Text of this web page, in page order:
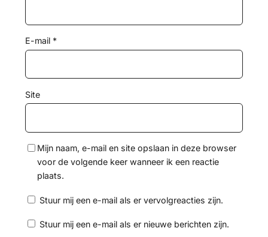
E-mail *
Site
Mijn naam, e-mail en site opslaan in deze browser
voor de volgende keer wanneer ik een reactie
plaats.
Stuur mij een e-mail als er vervolgreacties zijn.
Stuur mij een e-mail als er nieuwe berichten zijn.